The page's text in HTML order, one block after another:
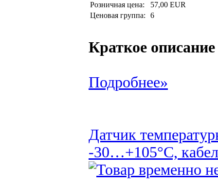
Розничная цена:
57,00 EUR
Ценовая группа:
6
Краткое описание
Подробнее»
Датчик
-30…+105°C,